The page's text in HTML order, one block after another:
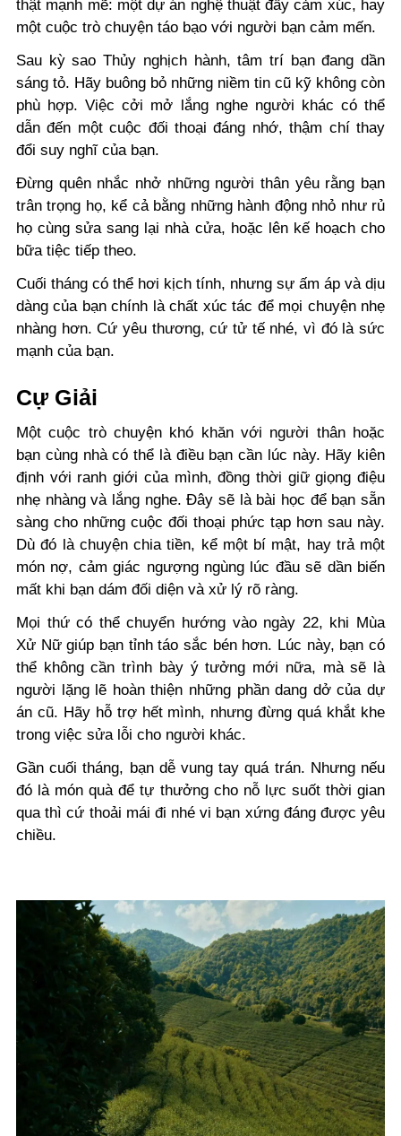
thật mạnh mẽ: một dự án nghệ thuật đầy cảm xúc, hay
một cuộc trò chuyện táo bạo với người bạn cảm mến.
Sau kỳ sao Thủy nghịch hành, tâm trí bạn đang dần
sáng tỏ. Hãy buông bỏ những niềm tin cũ kỹ không còn
phù hợp. Việc cởi mở lắng nghe người khác có thể
dẫn đến một cuộc đối thoại đáng nhớ, thậm chí thay
đổi suy nghĩ của bạn.
Đừng quên nhắc nhở những người thân yêu rằng bạn
trân trọng họ, kể cả bằng những hành động nhỏ như rủ
họ cùng sửa sang lại nhà cửa, hoặc lên kế hoạch cho
bữa tiệc tiếp theo.
Cuối tháng có thể hơi kịch tính, nhưng sự ấm áp và dịu
dàng của bạn chính là chất xúc tác để mọi chuyện nhẹ
nhàng hơn. Cứ yêu thương, cứ tử tế nhé, vì đó là sức
mạnh của bạn.
Cự Giải
Một cuộc trò chuyện khó khăn với người thân hoặc
bạn cùng nhà có thể là điều bạn cần lúc này. Hãy kiên
định với ranh giới của mình, đồng thời giữ giọng điệu
nhẹ nhàng và lắng nghe. Đây sẽ là bài học để bạn sẵn
sàng cho những cuộc đối thoại phức tạp hơn sau này.
Dù đó là chuyện chia tiền, kể một bí mật, hay trả một
món nợ, cảm giác ngượng ngùng lúc đầu sẽ dần biến
mất khi bạn dám đối diện và xử lý rõ ràng.
Mọi thứ có thể chuyển hướng vào ngày 22, khi Mùa
Xử Nữ giúp bạn tỉnh táo sắc bén hơn. Lúc này, bạn có
thể không cần trình bày ý tưởng mới nữa, mà sẽ là
người lặng lẽ hoàn thiện những phần dang dở của dự
án cũ. Hãy hỗ trợ hết mình, nhưng đừng quá khắt khe
trong việc sửa lỗi cho người khác.
Gần cuối tháng, bạn dễ vung tay quá trán. Nhưng nếu
đó là món quà để tự thưởng cho nỗ lực suốt thời gian
qua thì cứ thoải mái đi nhé vi bạn xứng đáng được yêu
chiều.